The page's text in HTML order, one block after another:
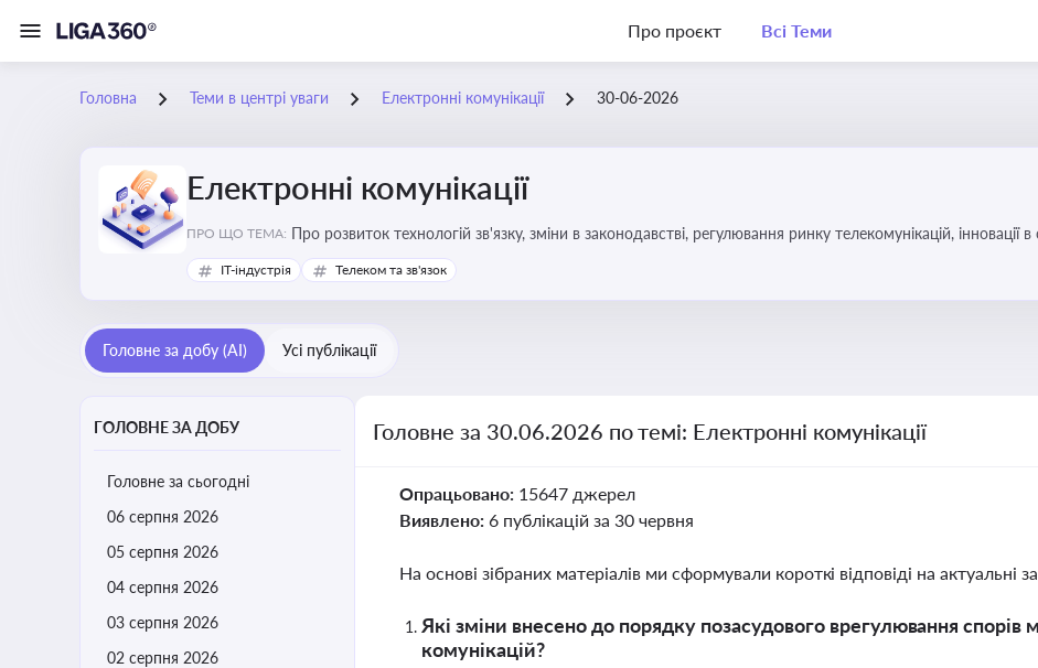
Про проєкт Всі Теми
Головна Теми в центрі уваги Електронні комунікації 30-06-2026
Електронні комунікації
ПРО ЩО ТЕМА: Про розвиток технологій зв'язку, зміни в законодавстві, регулювання ринку телекомунікацій, інновації
IT-індустрія Телеком та зв'язок
Головне за добу (AI) Усі публікації
ГОЛОВНЕ ЗА ДОБУ
Головне за сьогодні
06 серпня 2026
05 серпня 2026
04 серпня 2026
03 серпня 2026
02 серпня 2026
Головне за 30.06.2026 по темі: Електронні комунікації
Опрацьовано: 15647 джерел
Виявлено: 6 публікацій за 30 червня
На основі зібраних матеріалів ми сформували короткі відповіді на актуальні
Які зміни внесено до порядку позасудового врегулювання
комунікацій?